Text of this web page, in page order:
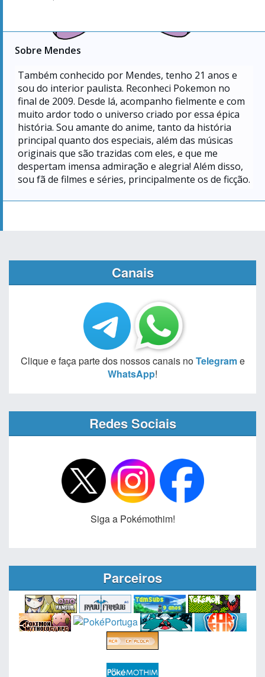
Sobre Mendes
Também conhecido por Mendes, tenho 21 anos e
sou do interior paulista. Reconheci Pokemon no
final de 2009. Desde lá, acompanho fielmente e com
muito ardor todo o universo criado por essa épica
história. Sou amante do anime, tanto da história
principal quanto dos especiais, além das músicas
originais que são trazidas com eles, e que me
despertam imensa admiração e alegria! Além disso,
sou fã de filmes e séries, principalmente os de ficção.
Canais
Clique e faça parte dos nossos canais noTelegrame
WhatsApp!
Redes Sociais
Siga a Pokémothim!
Parceiros